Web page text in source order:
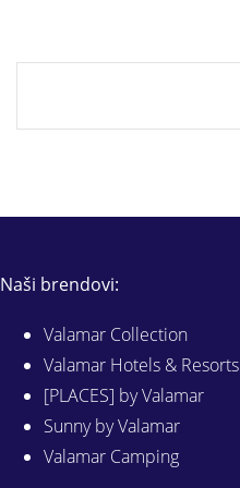
Naši brendovi:
Valamar Collection
Valamar Hotels & Resorts
[PLACES] by Valamar
Sunny by Valamar
Valamar Camping